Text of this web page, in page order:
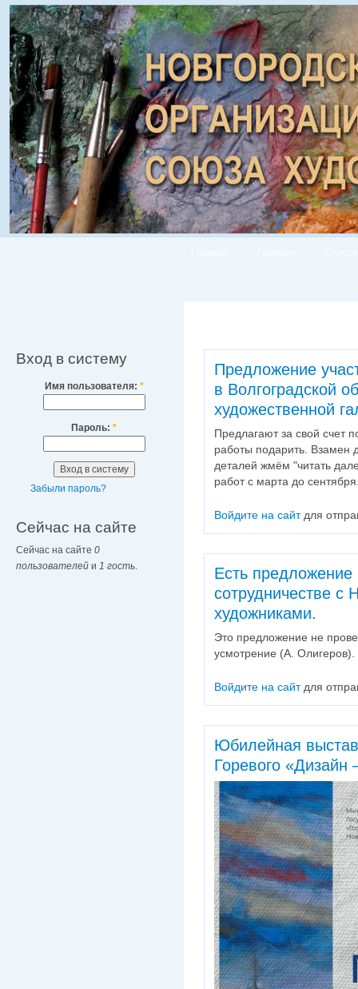
Вход в систему
Имя пользователя: *
Пароль: *
Забыли пароль?
Сейчас на сайте
Сейчас на сайте 0
пользователей и 1 гость
Предложение
в Волгоградской
художественной
Предлагают за свой счет
работы подарить. Взамен
деталей жмём "читать
работ с марта до
Войдите на сайтдля
Есть предложение
сотрудничестве с
художниками.
Это предложение не
усмотрение (А.
Войдите на сайтдля
Юбилейная
Горевого «Дизайн